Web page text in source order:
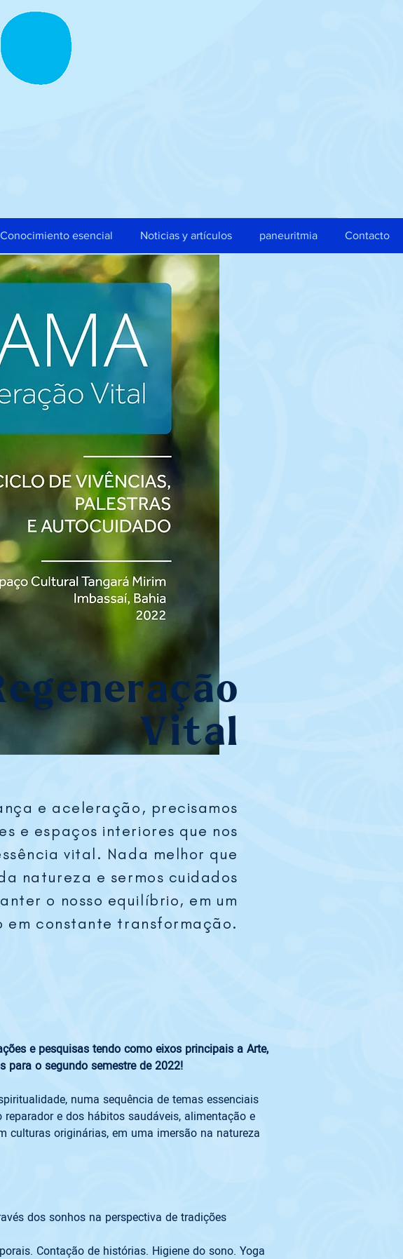
Conocimiento esencial Noticias y artículos paneuritmia Contacto
Vital
e aceleração, precisamos
e espaços interiores que nos
vital. Nada melhor que
natureza e sermos cuidados
o nosso equilíbrio, em um
em constante transformação.
e pesquisas tendo como eixos principais a Arte,
para o segundo semestre de 2022!
numa sequência de temas essenciais
e dos hábitos saudáveis, alimentação e
culturas originárias, em uma imersão na natureza
dos sonhos na perspectiva de tradições
Contação de histórias. Higiene do sono. Yoga